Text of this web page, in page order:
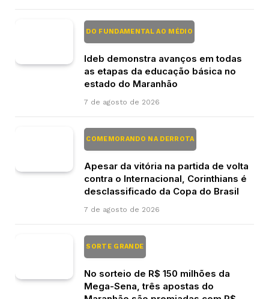
DO FUNDAMENTAL AO MÉDIO
Ideb demonstra avanços em todas
as etapas da educação básica no
estado do Maranhão
7 de agosto de 2026
COMEMORANDO NA DERROTA
Apesar da vitória na partida de volta
contra o Internacional, Corinthians é
desclassificado da Copa do Brasil
7 de agosto de 2026
SORTE GRANDE
No sorteio de R$ 150 milhões da
Mega-Sena, três apostas do